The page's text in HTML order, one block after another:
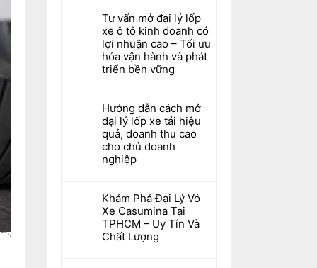
Tư vấn mở đại lý lốp
xe ô tô kinh doanh có
lợi nhuận cao – Tối ưu
hóa vận hành và phát
triển bền vững
Hướng dẫn cách mở
đại lý lốp xe tải hiệu
quả, doanh thu cao
cho chủ doanh
nghiệp
Khám Phá Đại Lý Vỏ
Xe Casumina Tại
TPHCM – Uy Tín Và
Chất Lượng